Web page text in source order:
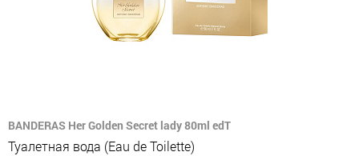
BANDERAS Her Golden Secret lady 80ml edT
Туалетная вода (Eau de Toilette)